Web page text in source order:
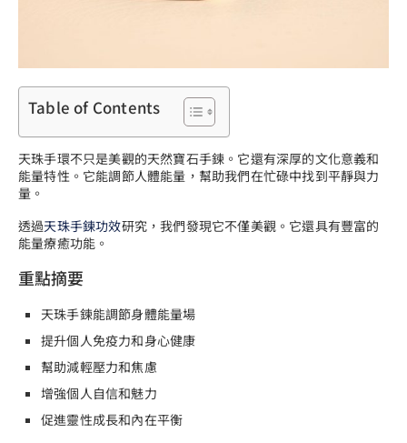
Table of Contents
天珠手環不只是美觀的天然寶石手鍊。它還有深厚的文化意義和
能量特性。它能調節人體能量，幫助我們在忙碌中找到平靜與力
量。
透過天珠手鍊功效研究，我們發現它不僅美觀。它還具有豐富的
能量療癒功能。
重點摘要
天珠手鍊能調節身體能量場
提升個人免疫力和身心健康
幫助減輕壓力和焦慮
增強個人自信和魅力
促進靈性成長和內在平衡